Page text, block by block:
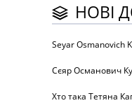
НОВІ
Seyar Osmanovich
Сєяр Османович
Хто така Тетяна